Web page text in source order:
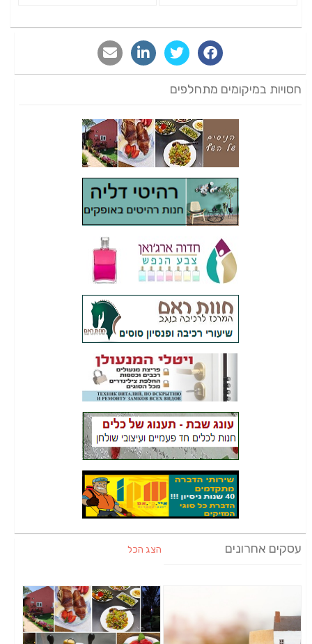
חסויות במיקומים מתחלפים
עסקים אחרונים הצג הכל